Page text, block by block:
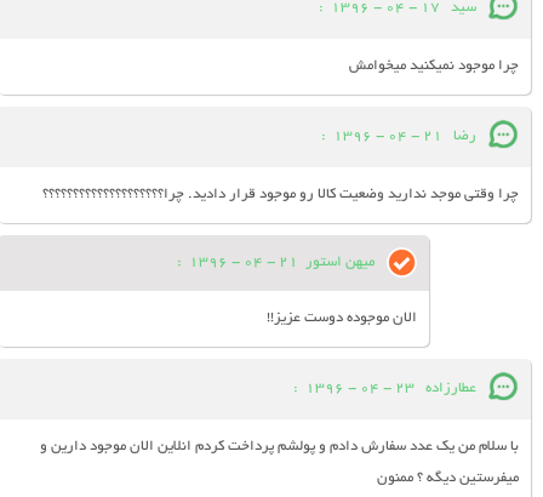
سید 17 - 04 - 1396
:
چرا موجود نمیکنید میخوامش
رضا 21 - 04 - 1396
:
چرا وقتی موجد ندارید وضعیت کالا رو موجود قرار دادید. چرا؟؟؟؟؟؟؟؟؟؟؟؟؟؟؟؟؟؟؟؟
میهن استور 21 - 04 - 1396
:
الان موجوده دوست عزیز!!
عطارزاده 23 - 04 - 1396
:
با سلام من يك عدد سفارش دادم و پولشم پرداخت كردم انلاين الان موجود دارين و
ميفرستين ديگه ؟ ممنون